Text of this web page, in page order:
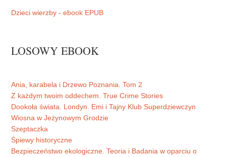
Dzieci wierzby - ebook EPUB
LOSOWY EBOOK
Ania, karabela i Drzewo Poznania. Tom 2
Z każdym twoim oddechem. True Crime Stories
Dookoła świata. Londyn. Emi i Tajny Klub Superdziewczyn
Wiosna w Jeżynowym Grodzie
Szeptaczka
Śpiewy historyczne
Bezpieczeństwo ekologiczne. Teoria i Badania w oparciu o